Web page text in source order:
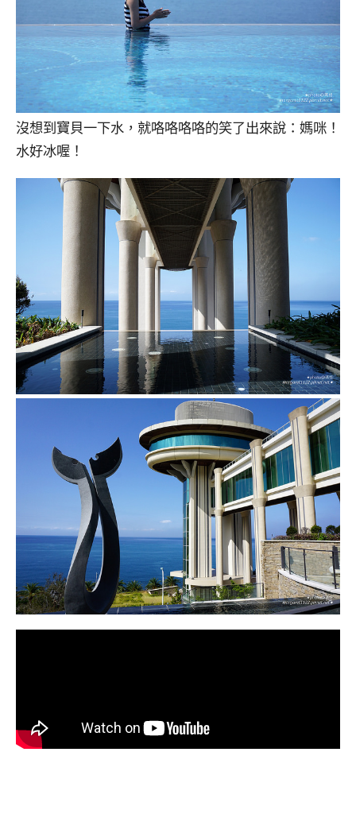
沒想到寶貝一下水，就咯咯咯咯的笑了出來說：媽咪！
水好冰喔！